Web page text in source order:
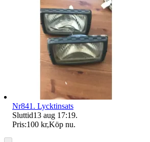
Nr841. Lycktinsats
Sluttid13 aug 17:19.
Pris:100 kr,Köp nu.